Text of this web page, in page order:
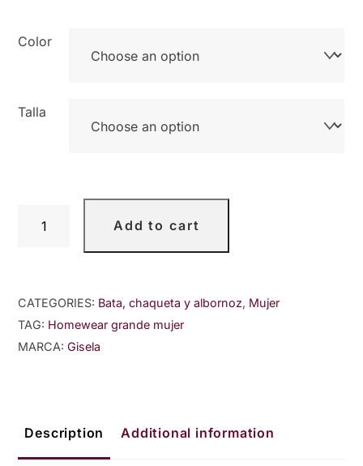
Color
Talla
Add to cart
CATEGORIES: Bata, chaqueta y albornoz, Mujer
TAG: Homewear grande mujer
MARCA:Gisela
Description Additional information